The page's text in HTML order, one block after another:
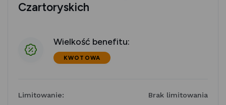
Czartoryskich
Wielkość benefitu:
KWOTOWA
Limitowanie: Brak limitowania